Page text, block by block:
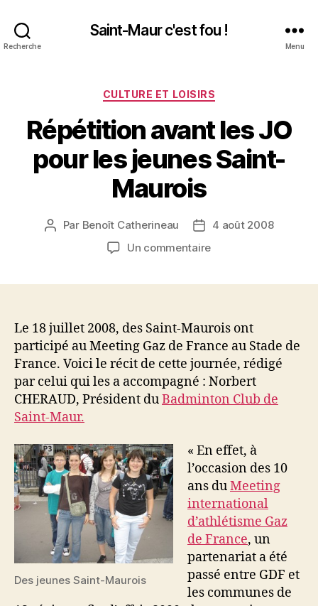
Recherche
Saint-Maur c'est fou !
Menu
Catégories
CULTURE ET LOISIRS
Répétition avant les JO
pour les jeunes Saint-
Maurois
Auteur
Par Benoît Catherineau
Date
de
4 août 2008
Un commentairesur
pour
les
jeunes
Saint-
Maurois
Le 18 juillet 2008, des Saint-Maurois ont
participé au Meeting Gaz de France au Stade de
France. Voici le récit de cette journée, rédigé
par celui qui les a accompagné : Norbert
CHERAUD, Président duBadminton Club de
Saint-Maur.
Des jeunes Saint-Maurois
« En effet, à
l’occasion des 10
ans duMeeting
international
d’athlétisme Gaz
de France, un
partenariat a été
passé entre GDF et
les communes de